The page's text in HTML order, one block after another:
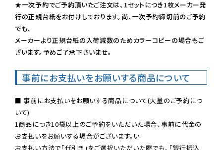
★一次予約でご予約頂いたご注文は、1セットにつき1枚メーカー発
行の正規台紙をお付けしております。尚、一次予約締切前のご予約
でも、
メーカーより正規台紙の入荷減数のためカラーコピーの場合もご
ざいます。予めご了承下さいませ。
事前にお支払いをお願いする商品について
■ 事前にお支払いをお願いする商品について(大量のご予約につ
いて)
1商品につき10袋以上のご予約をいただいた場合、事前に代金の
お支払いをお願いする場合がございます。い
お支払い方法で「代引き」をご選択いただいた際でも、「銀行振込